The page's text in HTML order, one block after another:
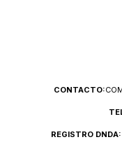
CONTACTO:
REGISTRO DNDA: